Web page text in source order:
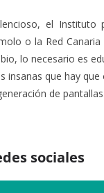
el Instituto
o la Red
lo necesario es
insanas que hay
de pantallas.
sociales